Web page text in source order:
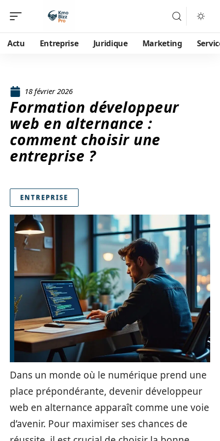
Actu Entreprise Juridique Marketing
18 février 2026
Formation développeur
web en alternance :
comment choisir une
entreprise ?
ENTREPRISE
Dans un monde où le numérique prend une
place prépondérante, devenir développeur
web en alternance apparaît comme une voie
d’avenir. Pour maximiser ses chances de